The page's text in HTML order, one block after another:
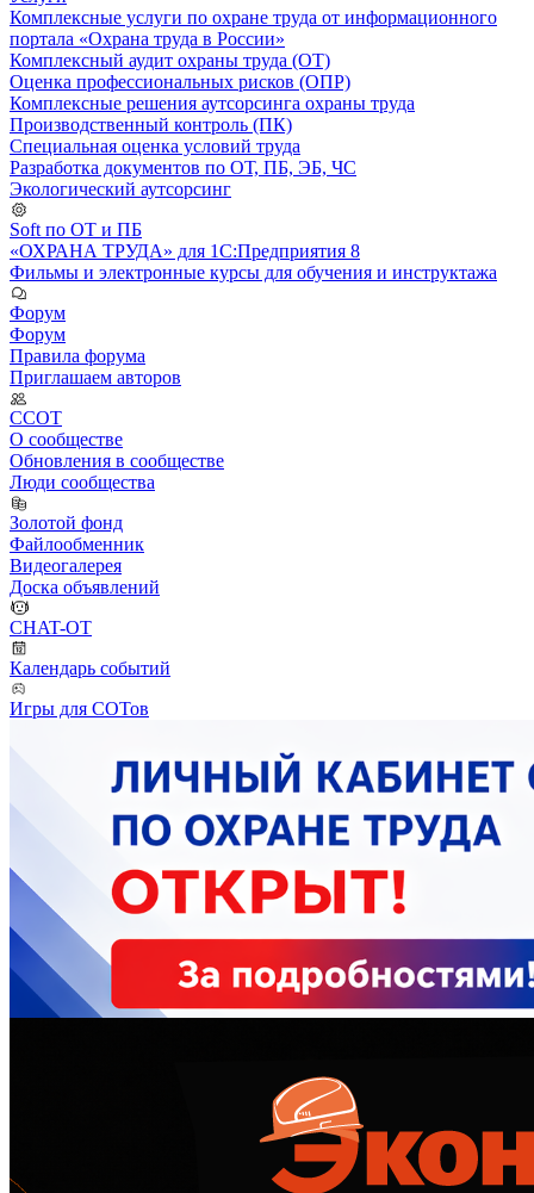
Комплексные услуги по охране труда от информационного
портала «Охрана труда в России»
Комплексный аудит охраны труда (ОТ)
Оценка профессиональных рисков (ОПР)
Комплексные решения аутсорсинга охраны труда
Производственный контроль (ПК)
Специальная оценка условий труда
Разработка документов по ОТ, ПБ, ЭБ, ЧС
Экологический аутсорсинг
Soft по ОТ и ПБ
«ОХРАНА ТРУДА» для 1С:Предприятия 8
Фильмы и электронные курсы для обучения и инструктажа
Форум
Форум
Правила форума
Приглашаем авторов
ССОТ
О сообществе
Обновления в сообществе
Люди сообщества
Золотой фонд
Файлообменник
Видеогалерея
Доска объявлений
CHAT-OT
Календарь событий
Игры для СОТов